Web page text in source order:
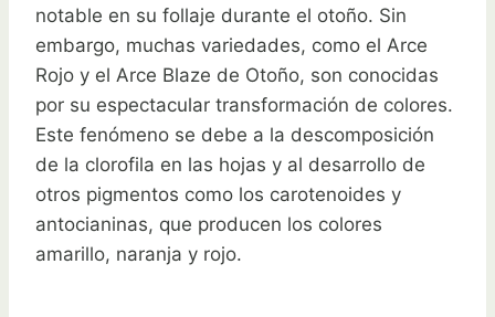
notable en su follaje durante el otoño. Sin
embargo, muchas variedades, como el Arce
Rojo y el Arce Blaze de Otoño, son conocidas
por su espectacular transformación de colores.
Este fenómeno se debe a la descomposición
de la clorofila en las hojas y al desarrollo de
otros pigmentos como los carotenoides y
antocianinas, que producen los colores
amarillo, naranja y rojo.